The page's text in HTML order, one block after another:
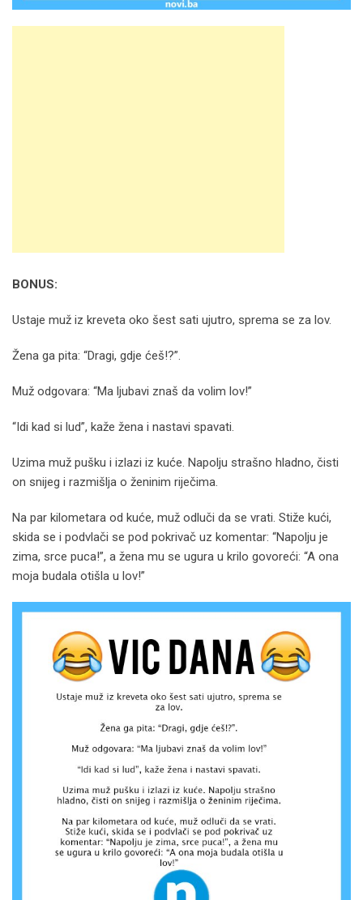
BONUS:
Ustaje muž iz kreveta oko šest sati ujutro, sprema se za lov.
Žena ga pita: “Dragi, gdje ćeš!?”.
Muž odgovara: “Ma ljubavi znaš da volim lov!”
“Idi kad si lud”, kaže žena i nastavi spavati.
Uzima muž pušku i izlazi iz kuće. Napolju strašno hladno, čisti
on snijeg i razmišlja o ženinim riječima.
Na par kilometara od kuće, muž odluči da se vrati. Stiže kući,
skida se i podvlači se pod pokrivač uz komentar: “Napolju je
zima, srce puca!”, a žena mu se ugura u krilo govoreći: “A ona
moja budala otišla u lov!”